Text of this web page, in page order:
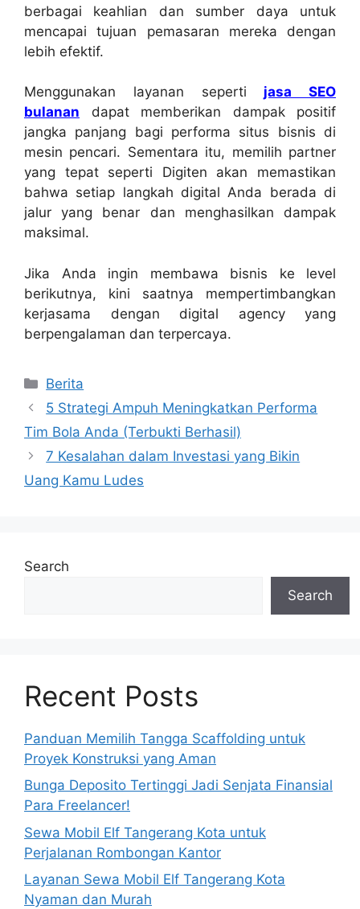
berbagai keahlian dan sumber daya untuk
mencapai tujuan pemasaran mereka dengan
lebih efektif.
Menggunakan layanan seperti jasa SEO
bulanan dapat memberikan dampak positif
jangka panjang bagi performa situs bisnis di
mesin pencari. Sementara itu, memilih partner
yang tepat seperti Digiten akan memastikan
bahwa setiap langkah digital Anda berada di
jalur yang benar dan menghasilkan dampak
maksimal.
Jika Anda ingin membawa bisnis ke level
berikutnya, kini saatnya mempertimbangkan
kerjasama dengan digital agency yang
berpengalaman dan terpercaya.
Categories
Berita
5 Strategi Ampuh Meningkatkan Performa
Tim Bola Anda (Terbukti Berhasil)
7 Kesalahan dalam Investasi yang Bikin
Uang Kamu Ludes
Search
Search
Recent Posts
Panduan Memilih Tangga Scaffolding untuk
Proyek Konstruksi yang Aman
Bunga Deposito Tertinggi Jadi Senjata Finansial
Para Freelancer!
Sewa Mobil Elf Tangerang Kota untuk
Perjalanan Rombongan Kantor
Layanan Sewa Mobil Elf Tangerang Kota
Nyaman dan Murah